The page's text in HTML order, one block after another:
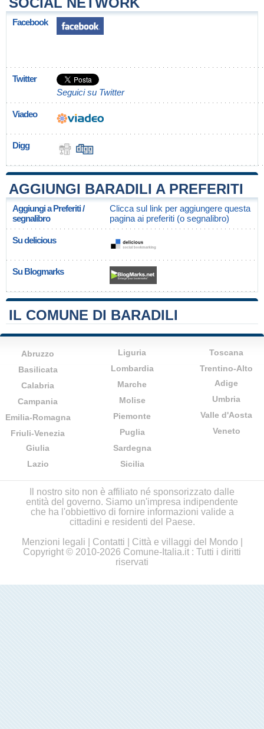
Facebook
Twitter
Seguici su Twitter
Viadeo
Digg
AGGIUNGI BARADILI A PREFERITI
Aggiungi a Preferiti /
segnalibro
Clicca sul link per aggiungere questa
pagina ai preferiti (o segnalibro)
Su delicious
Su Blogmarks
IL COMUNE DI BARADILI
Abruzzo
Basilicata
Calabria
Campania
Emilia-Romagna
Friuli-Venezia
Giulia
Lazio
Liguria
Lombardia
Marche
Molise
Piemonte
Puglia
Sardegna
Sicilia
Toscana
Trentino-Alto
Adige
Umbria
Valle d'Aosta
Veneto
Il nostro sito non è affiliato né sponsorizzato dalle
entità del governo. Siamo un'impresa indipendente
che ha l'obbiettivo di fornire informazioni valide a
cittadini e residenti del Paese.
Menzioni legali
Contatti Città e villaggi del Mondo
Copyright © 2010-2026 Comune-Italia.it : Tutti i diritti
riservati